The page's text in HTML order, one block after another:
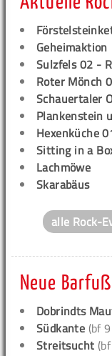
Geheimaktion
Sulzfels 02 -
Roter Mönch
Schauertaler
Plankenstein
Hexenküche
Sitting in a
Lachmöwe
Skarabäus
alle Rock-
Neue
Dobrindts
Südkante (bf
Streitsucht